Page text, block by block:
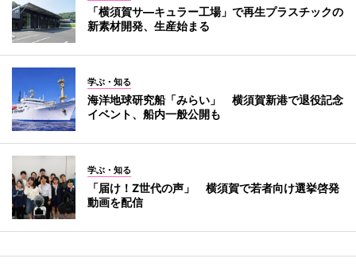
「横須賀サ―キュラー工場」で再生プラスチックの
新素材開発、生産始まる
学ぶ・知る
海洋地球研究船「みらい」 横須賀新港で退役記念
イベント、船内一般公開も
学ぶ・知る
「届け！Z世代の声」 横須賀で若者向け選挙啓発
動画を配信